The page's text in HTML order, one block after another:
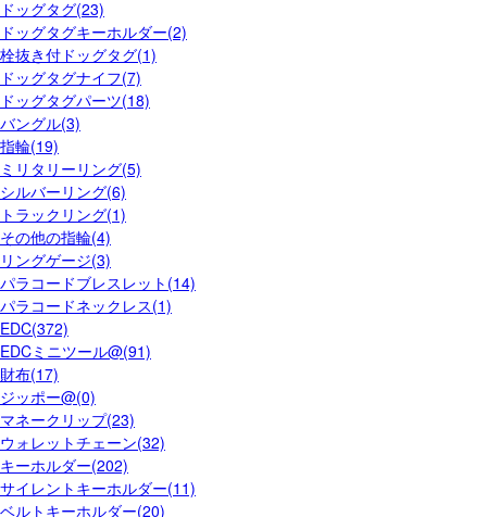
ドッグタグ(23)
ドッグタグキーホルダー(2)
栓抜き付ドッグタグ(1)
ドッグタグナイフ(7)
ドッグタグパーツ(18)
バングル(3)
指輪(19)
ミリタリーリング(5)
シルバーリング(6)
トラックリング(1)
その他の指輪(4)
リングゲージ(3)
パラコードブレスレット(14)
パラコードネックレス(1)
EDC(372)
EDCミニツール@(91)
財布(17)
ジッポー@(0)
マネークリップ(23)
ウォレットチェーン(32)
キーホルダー(202)
サイレントキーホルダー(11)
ベルトキーホルダー(20)